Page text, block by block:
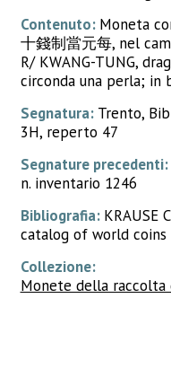
Contenuto: Moneta
十錢制當元每, nel
R/ KWANG-TUNG,
circonda una perla; in
Segnatura: Trento,
3H, reperto 47
Segnature precedenti:
n. inventario 1246
Bibliografia: KRAUSE
catalog of world coins
Collezione:
Monete della raccolta